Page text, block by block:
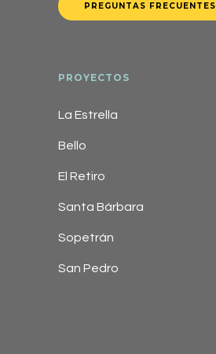
PREGUNTAS FRECUENTES
PROYECTOS
La Estrella
Bello
El Retiro
Santa Bárbara
Sopetrán
San Pedro